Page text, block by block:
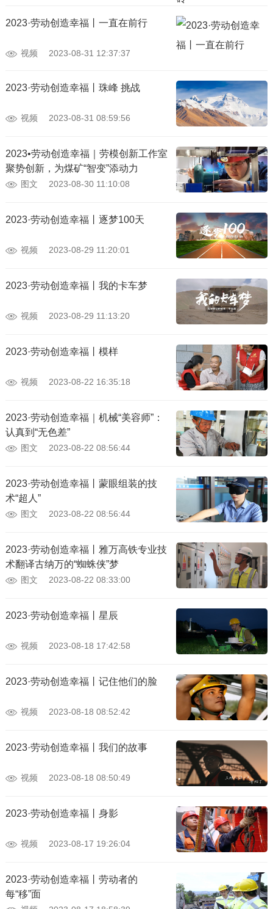
2023·劳动创造幸福丨一直在前行
视频 2023-08-31 12:37:37
2023·劳动创造幸福丨珠峰 挑战
视频 2023-08-31 08:59:56
2023•劳动创造幸福｜劳模创新工作室
聚势创新，为煤矿“智变”添动力
图文 2023-08-30 11:10:08
2023·劳动创造幸福丨逐梦100天
视频 2023-08-29 11:20:01
2023·劳动创造幸福丨我的卡车梦
视频 2023-08-29 11:13:20
2023·劳动创造幸福丨模样
视频 2023-08-22 16:35:18
2023·劳动创造幸福｜机械“美容师”：
认真到“无色差”
图文 2023-08-22 08:56:44
2023·劳动创造幸福丨蒙眼组装的技
术“超人”
图文 2023-08-22 08:56:44
2023·劳动创造幸福丨雅万高铁专业技
术翻译古纳万的“蜘蛛侠”梦
图文 2023-08-22 08:33:00
2023·劳动创造幸福丨星辰
视频 2023-08-18 17:42:58
2023·劳动创造幸福丨记住他们的脸
视频 2023-08-18 08:52:42
2023·劳动创造幸福丨我们的故事
视频 2023-08-18 08:50:49
2023·劳动创造幸福丨身影
视频 2023-08-17 19:26:04
2023·劳动创造幸福丨劳动者的
每“移”面